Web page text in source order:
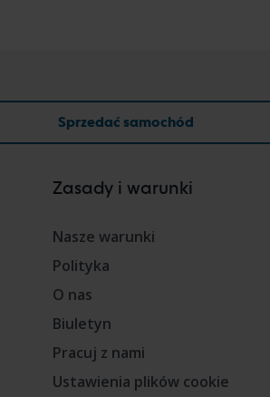
Sprzedać samochód
Zasady i warunki
Nasze warunki
Polityka
O nas
Biuletyn
Pracuj z nami
Ustawienia plików cookie